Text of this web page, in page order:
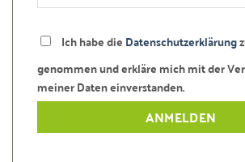
Ich habe dieDatenschutzerklärung
genommen und erkläre mich mit der
meiner Daten einverstanden.